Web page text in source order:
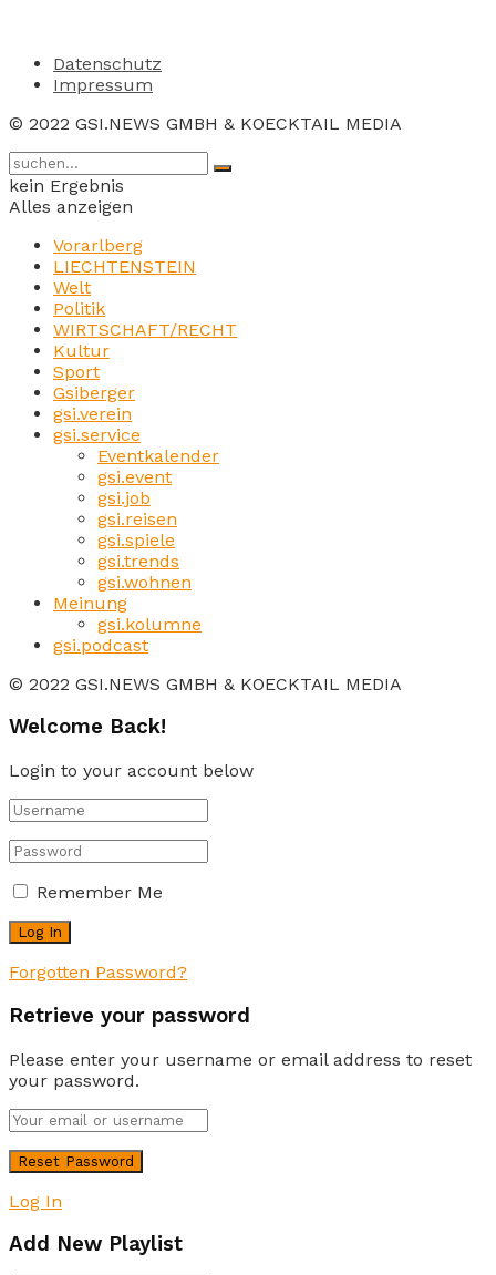
Datenschutz
Impressum
© 2022 GSI.NEWS GMBH & KOECKTAIL MEDIA
kein Ergebnis
Alles anzeigen
Vorarlberg
LIECHTENSTEIN
Welt
Politik
WIRTSCHAFT/RECHT
Kultur
Sport
Gsiberger
gsi.verein
gsi.service
Eventkalender
gsi.event
gsi.job
gsi.reisen
gsi.spiele
gsi.trends
gsi.wohnen
Meinung
gsi.kolumne
gsi.podcast
© 2022 GSI.NEWS GMBH & KOECKTAIL MEDIA
Welcome Back!
Login to your account below
Remember Me
Forgotten Password?
Retrieve your password
Please enter your username or email address to reset
your password.
Log In
Add New Playlist